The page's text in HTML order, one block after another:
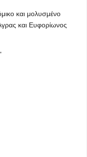
και μολυσμένο
και Ευφορίωνος